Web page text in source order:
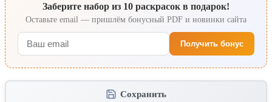
Заберите набор из 10 раскрасок в подарок!
Оставьте email — пришлём бонусный PDF и новинки сайта
Получить бонус
Сохранить